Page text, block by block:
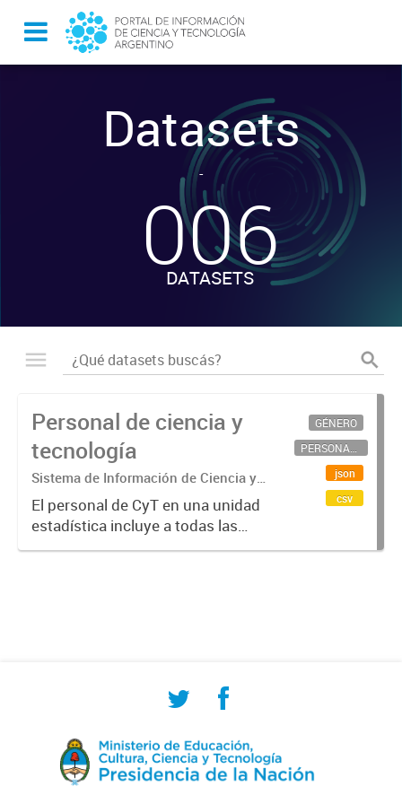
Datasets
-
006
DATASETS
Personal de ciencia y
tecnología
Sistema de Información de Ciencia y
Tecnología Argentino (SICYTAR)
El personal de CyT en una unidad
estadística incluye a todas las
personas involucradas
GÉNERO
PERSONAL CIENTÍFICO-TECNOLÓGICO
json
csv